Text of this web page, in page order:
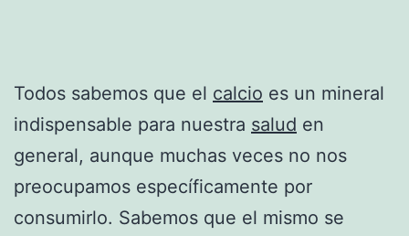
Todos sabemos que el calcio es un mineral
indispensable para nuestra salud en
general, aunque muchas veces no nos
preocupamos específicamente por
consumirlo. Sabemos que el mismo se